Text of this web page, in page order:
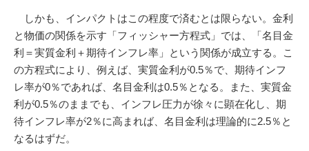
しかも、インパクトはこの程度で済むとは限らない。金利
と物価の関係を示す「フィッシャー方程式」では、「名目金
利＝実質金利＋期待インフレ率」という関係が成立する。こ
の方程式により、例えば、実質金利が0.5％で、期待インフ
レ率が0％であれば、名目金利は0.5％となる。また、実質金
利が0.5％のままでも、インフレ圧力が徐々に顕在化し、期
待インフレ率が2％に高まれば、名目金利は理論的に2.5％と
なるはずだ。